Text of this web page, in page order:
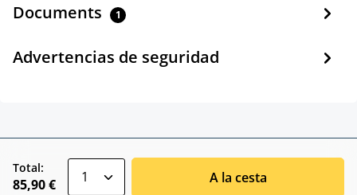
Documents 1
Advertencias de seguridad
Total:
85,90 € A la cesta